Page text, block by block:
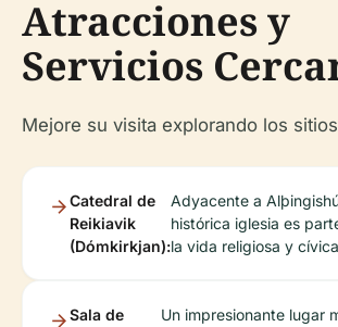
Atracciones y
Servicios
Mejore su visita explorando los
Catedral de
Reikiavik
(Dómkirkjan):
Adyacente a
histórica iglesia es
la vida religiosa y
Sala de
Un impresionante lugar